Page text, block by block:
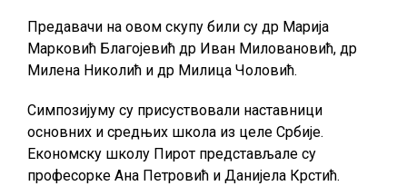
Предавачи на овом скупу били су др Марија
Марковић Благојевић др Иван Миловановић, др
Милена Николић и др Милица Чоловић.
Симпозијуму су присуствовали наставници
основних и средњих школа из целе Србије.
Економску школу Пирот представљале су
професорке Ана Петровић и Данијела Крстић.